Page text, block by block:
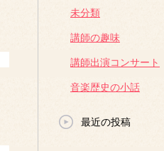
未分類
講師の趣味
講師出演コンサート
音楽歴史の小話
最近の投稿